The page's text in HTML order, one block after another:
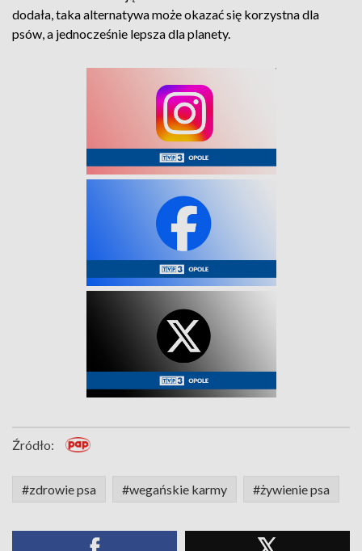
dodała, taka alternatywa może okazać się korzystna dla
psów, a jednocześnie lepsza dla planety.
Źródło:
#zdrowie psa #wegańskie karmy #żywienie psa